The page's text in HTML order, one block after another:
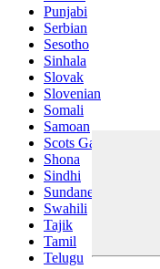
Punjabi
Serbian
Sesotho
Sinhala
Slovak
Slovenian
Somali
Samoan
Scots Gaelic
Shona
Sindhi
Sundanese
Swahili
Tajik
Tamil
Telugu